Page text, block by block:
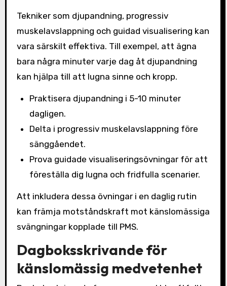
Tekniker som djupandning, progressiv
muskelavslappning och guidad visualisering kan
vara särskilt effektiva. Till exempel, att ägna
bara några minuter varje dag åt djupandning
kan hjälpa till att lugna sinne och kropp.
Praktisera djupandning i 5-10 minuter
dagligen.
Delta i progressiv muskelavslappning före
sänggåendet.
Prova guidade visualiseringsövningar för att
föreställa dig lugna och fridfulla scenarier.
Att inkludera dessa övningar i en daglig rutin
kan främja motståndskraft mot känslomässiga
svängningar kopplade till PMS.
Dagboksskrivande för
känslomässig medvetenhet